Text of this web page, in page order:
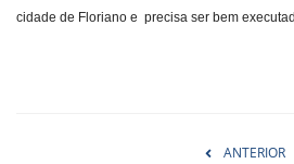
cidade de Floriano e precisa ser bem
ANTERIOR